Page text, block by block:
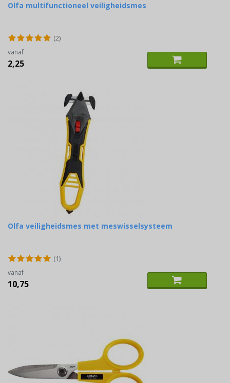
Olfa multifunctioneel veiligheidsmes
(2)
vanaf
2,25
Olfa veiligheidsmes met meswisselsysteem
(1)
vanaf
10,75